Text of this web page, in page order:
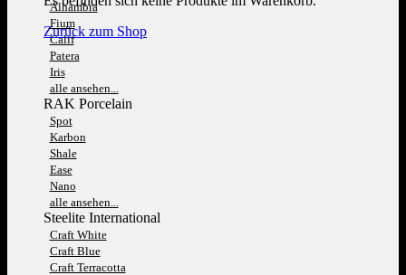
Zurück zum Shop
Alhambra
Fium
Calif
Patera
Iris
alle ansehen...
RAK Porcelain
Spot
Karbon
Shale
Ease
Nano
alle ansehen...
Steelite International
Craft White
Craft Blue
Craft Terracotta